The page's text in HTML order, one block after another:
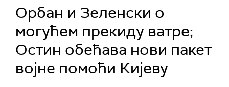
Орбан и Зеленски о
могућем прекиду ватре;
Остин обећава нови пакет
војне помоћи Кијеву